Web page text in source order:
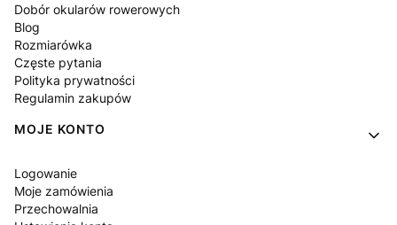
Dobór okularów rowerowych
Blog
Rozmiarówka
Częste pytania
Polityka prywatności
Regulamin zakupów
MOJE KONTO
Logowanie
Moje zamówienia
Przechowalnia